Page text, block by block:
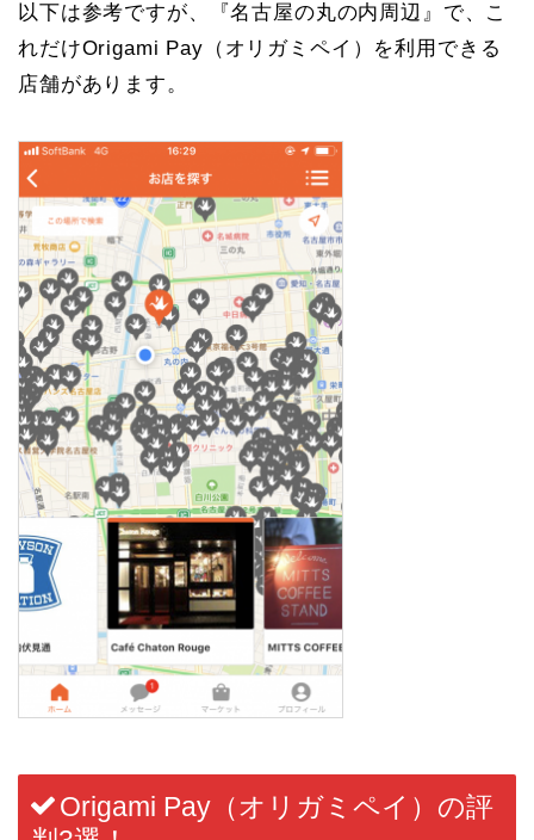
以下は参考ですが、『名古屋の丸の内周辺』で、こ
れだけOrigami Pay （オリガミペイ）を利用できる
店舗があります。
Origami Pay （オリガミペイ） の評